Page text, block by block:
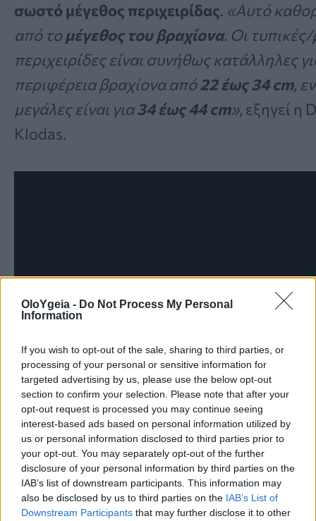
OloYgeia - Do Not Process My Personal
Information
If you wish to opt-out of the sale, sharing to third parties, or
processing of your personal or sensitive information for
targeted advertising by us, please use the below opt-out
section to confirm your selection. Please note that after your
opt-out request is processed you may continue seeing
interest-based ads based on personal information utilized by
us or personal information disclosed to third parties prior to
your opt-out. You may separately opt-out of the further
disclosure of your personal information by third parties on the
IAB’s list of downstream participants. This information may
also be disclosed by us to third parties on the IAB’s List of
Downstream Participants that may further disclose it to other
σωστό μέγεθος περιχειρίδας. «Αυτό
από τομέγεθος του βραχίονα. Οι
περιχειρίδες είναι συνήθως κατάλληλες
περιφέρεια βραχίονα από22 έως 34 cm,
μεγάλες είναι για34 έως 44 cm», εξηγεί η
Klodas.
«Μετρήστε την περιφέρεια του βραχίονα
σημείο μεταξύ αγκώνα και ώμου. Είναι
να χρησιμοποιείτε το σωστό μέγεθος
— αν χρησιμοποιείτε μικρότερη από αυτή